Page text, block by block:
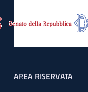
Footer menu
AREA RISERVATA